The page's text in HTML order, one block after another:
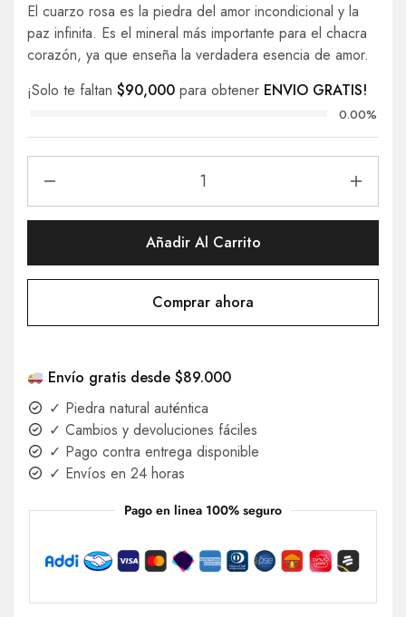
El cuarzo rosa es la piedra del amor incondicional y la
paz infinita. Es el mineral más importante para el chacra
corazón, ya que enseña la verdadera esencia de amor.
¡Solo te faltan $90,000 para obtener ENVIO GRATIS!
0.00%
Añadir Al Carrito
Comprar ahora
Envío gratis desde $89.000
✓ Piedra natural auténtica
✓ Cambios y devoluciones fáciles
✓ Pago contra entrega disponible
✓ Envíos en 24 horas
Pago en linea 100% seguro